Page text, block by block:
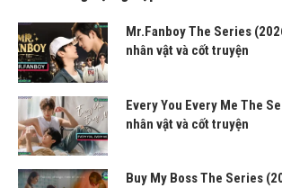
Mr.Fanboy The Series
nhân vật và cốt truyện
Every You Every Me The
nhân vật và cốt truyện
Buy My Boss The Series